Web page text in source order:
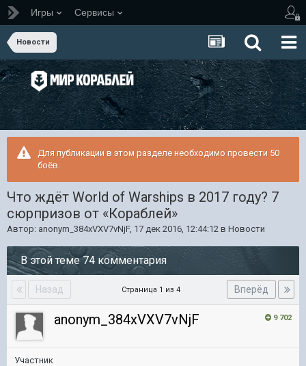
Игры Сервисы
Новости
Для публикации в этом разделе необходимо провести 50
боёв.
Что ждёт World of Warships в 2017 году? 7
сюрпризов от «Кораблей»
Автор: anonym_384xVXV7vNjF, 17 дек 2016, 12:44:12 в Новости
В этой теме 74 комментария
Назад Вперёд
Страница 1 из 4
9 702
anonym_384xVXV7vNjF
Участник